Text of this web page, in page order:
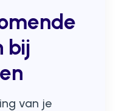
bij
van je